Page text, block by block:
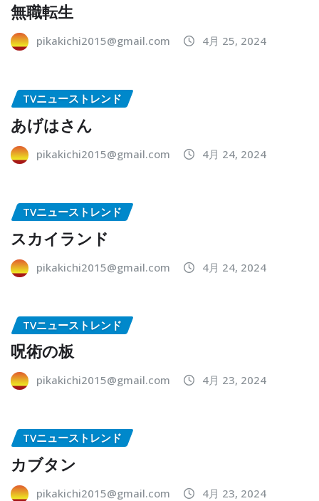
無職転生
pikakichi2015@gmail.com 4月 25, 2024
TVニューストレンド
あげはさん
pikakichi2015@gmail.com 4月 24, 2024
TVニューストレンド
スカイランド
pikakichi2015@gmail.com 4月 24, 2024
TVニューストレンド
呪術の板
pikakichi2015@gmail.com 4月 23, 2024
TVニューストレンド
カブタン
pikakichi2015@gmail.com 4月 23, 2024